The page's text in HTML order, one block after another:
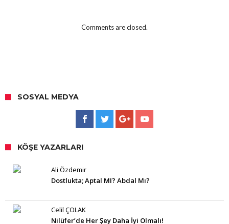
Comments are closed.
SOSYAL MEDYA
KÖŞE YAZARLARI
Ali Özdemir
Dostlukta; Aptal MI? Abdal Mı?
Celil ÇOLAK
Nilüfer’de Her Şey Daha İyi Olmalı!